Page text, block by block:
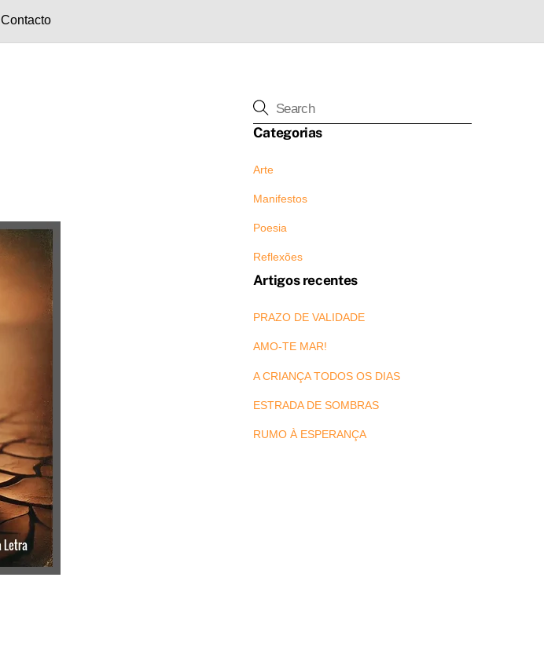
Contacto
Categorias
Arte
Manifestos
Poesia
Reflexões
Artigos recentes
PRAZO DE VALIDADE
AMO-TE MAR!
A CRIANÇA TODOS OS DIAS
ESTRADA DE SOMBRAS
RUMO À ESPERANÇA